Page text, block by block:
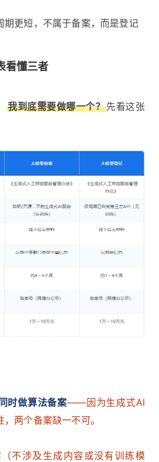
期更短，不属于备案，而是登记
看懂三者
我到底需要做哪一个？先看这张
时做算法备案——因为生成式AI
两个备案缺一不可。
不涉及生成内容或没有训练模